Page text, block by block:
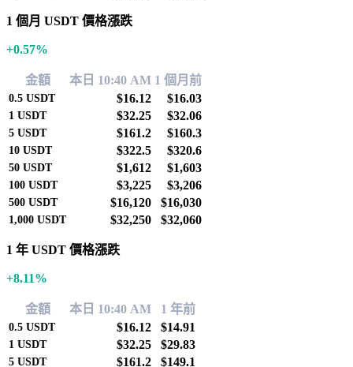
1 個月 USDT 價格漲跌
+0.57%
金額 本日 10:40 AM 1 個月前
0.5 USDT $16.12 $16.03
1 USDT $32.25 $32.06
5 USDT $161.2 $160.3
10 USDT $322.5 $320.6
50 USDT $1,612 $1,603
100 USDT $3,225 $3,206
500 USDT $16,120 $16,030
1,000 USDT $32,250 $32,060
1 年 USDT 價格漲跌
+8.11%
金額 本日 10:40 AM 1 年前
0.5 USDT $16.12 $14.91
1 USDT $32.25 $29.83
5 USDT $161.2 $149.1